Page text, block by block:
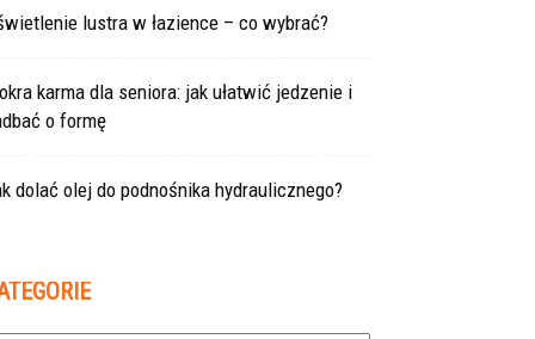
lustra w łazience – co wybrać?
karma dla seniora: jak ułatwić jedzenie i
o formę
dolać olej do podnośnika hydraulicznego?